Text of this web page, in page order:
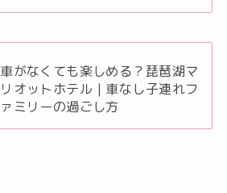
車がなくても楽しめる？琵琶湖マ
リオットホテル｜車なし子連れフ
ァミリーの過ごし方